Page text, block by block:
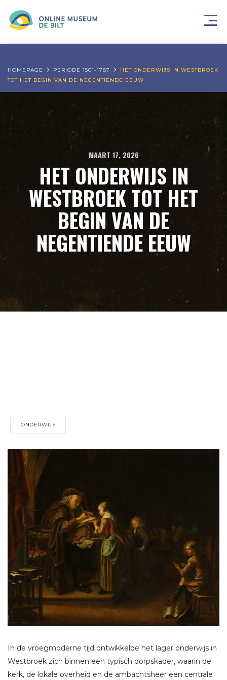
HOMEPAGE PERIODE 1501-1787
HET ONDERWIJS IN WESTBROEK
TOT HET BEGIN VAN DE NEGENTIENDE EEUW
MAART 17, 2026
HET ONDERWIJS IN
WESTBROEK TOT HET
BEGIN VAN DE
NEGENTIENDE EEUW
ONDERWIJS
In de vroegmoderne tijd ontwikkelde het lager onderwijs in
Westbroek zich binnen een typisch dorpskader, waarin de
kerk, de lokale overheid en de ambachtsheer een centrale